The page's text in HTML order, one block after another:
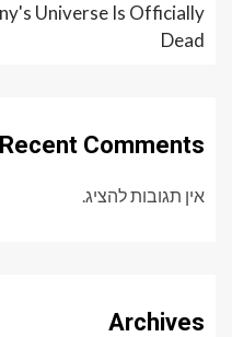
Universe Is Officially
Dead
Recent Comments
אין תגובות להציג.
Archives